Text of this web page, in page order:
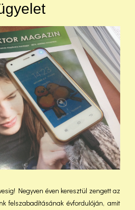
Negyven éven keresztül zengett az
felszabadításának évfordulóján, amit